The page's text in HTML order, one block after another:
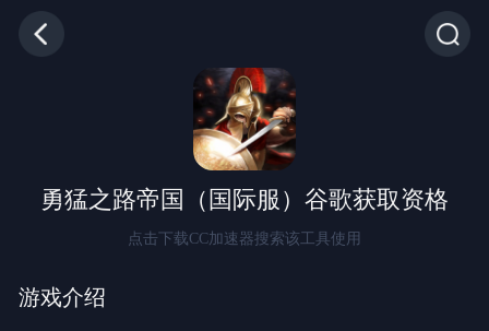
勇猛之路帝国（国际服）谷歌获取资格
点击下载CC加速器搜索该工具使用
游戏介绍